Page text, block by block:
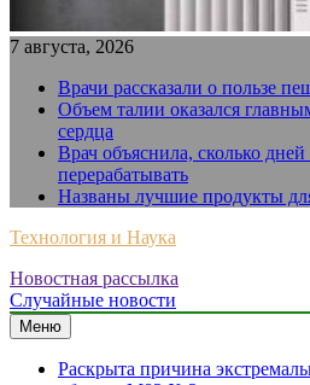
7 августа, 2026
Врачи рассказали о пользе
Объем талии оказался
сердца
Врач объяснила, сколько
перерабатывать
Названы лучшие продукты
Технология и Наука
Новостная рассылка
Случайные новости
Меню
Раскрыта причина